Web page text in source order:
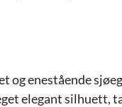
og enestående
elegant silhuett,